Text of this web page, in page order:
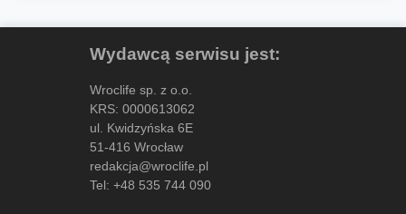
Wydawcą serwisu jest:
Wroclife sp. z o.o.
KRS: 0000613062
ul. Kwidzyńska 6E
51-416 Wrocław
redakcja@wroclife.pl
Tel: +48 535 744 090